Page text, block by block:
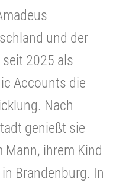
und der
2025 als
Accounts die
Nach
genießt sie
Mann, ihrem Kind
Brandenburg. In